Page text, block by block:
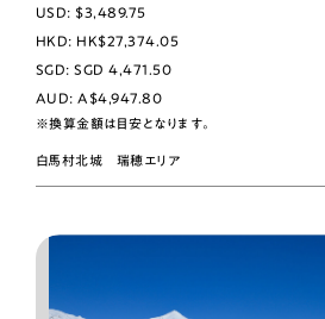
会社紹介
採用情報
お知らせ
USD: $3,489.75
HKD: HK$27,374.05
SGD: SGD 4,471.50
AUD: A$4,947.80
※換算金額は目安となります。
白馬村北城 瑞穂エリア